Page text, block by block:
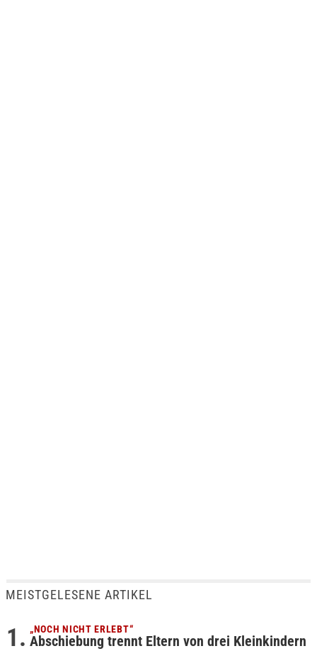
MEISTGELESENE ARTIKEL
„NOCH NICHT ERLEBT“
Abschiebung trennt Eltern von drei Kleinkindern